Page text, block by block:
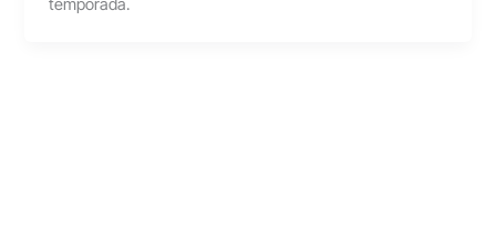
temporada.